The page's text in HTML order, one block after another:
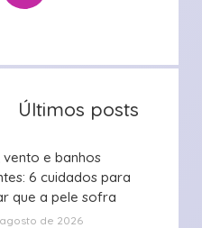
Últimos posts
vento e banhos
6 cuidados para
que a pele sofra
...
vento e banhos
6 cuidados para
que a pele sofra
... de 2026